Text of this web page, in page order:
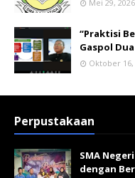
Mei 29, 2026
“Praktisi
Gaspol
Oktober 16,
Perpustakaan
SMA
dengan